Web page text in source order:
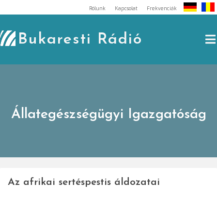
to
content
Rólunk Kapcsolat Frekvenciák
Bukaresti Rádió
Állategészségügyi Igazgatóság
Az afrikai sertéspestis áldozatai